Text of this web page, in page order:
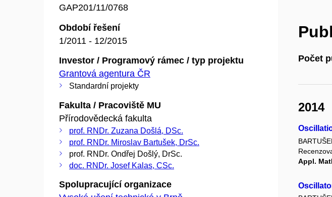
GAP201/11/0768
Období řešení
1/2011 - 12/2015
Investor / Programový rámec / typ projektu
Grantová agentura ČR
Standardní projekty
Fakulta / Pracoviště MU
Přírodovědecká fakulta
prof. RNDr. Zuzana Došlá, DSc.
prof. RNDr. Miroslav Bartušek, DrSc.
prof. RNDr. Ondřej Došlý, DrSc.
doc. RNDr. Josef Kalas, CSc.
Spolupracující organizace
Počet
2014
Appl.